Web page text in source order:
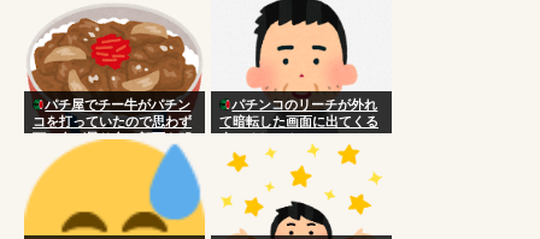
パチ屋でチー牛がパチン
コを打っていたので思わず
頭に血が昇り台に顔面を叩
きつけた
パチンコのリーチが外れ
て暗転した画面に出てくる
人いるじゃん？